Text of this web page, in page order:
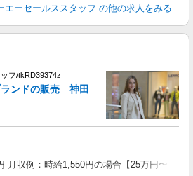
エーセールススタッフ の他の求人をみる
フ/tkRD39374z
ランドの販売 神田
月収例：時給1,550円の場合【25万円〜】